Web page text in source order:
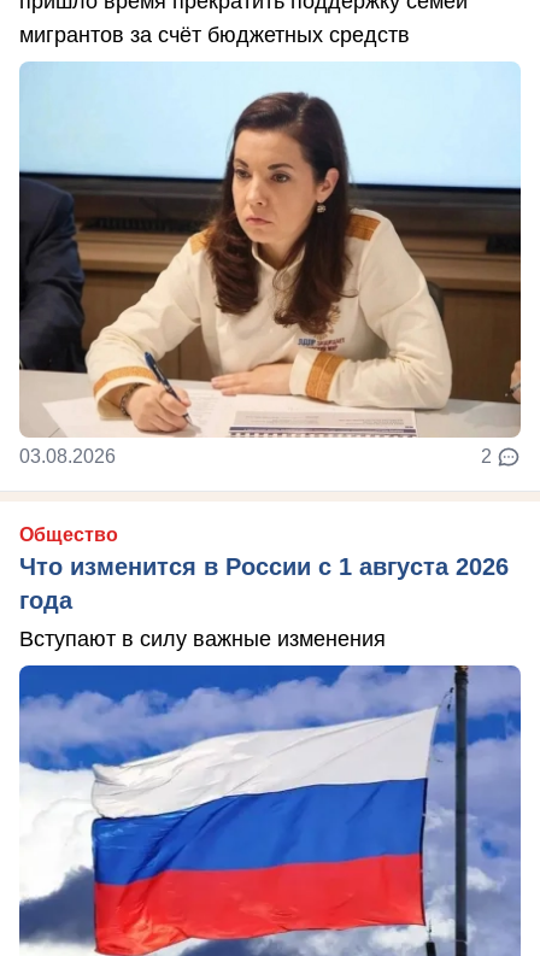
мигрантов за счёт бюджетных средств
03.08.2026 2
Общество
Что изменится в России с 1 августа 2026
года
Вступают в силу важные изменения